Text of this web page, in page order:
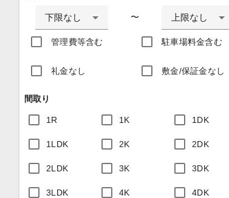
下限なし 〜 上限なし
管理費等含む 駐車場料金含む
礼金なし 敷金/保証金なし
間取り
1R 1K 1DK
1LDK 2K 2DK
2LDK 3K 3DK
3LDK 4K 4DK